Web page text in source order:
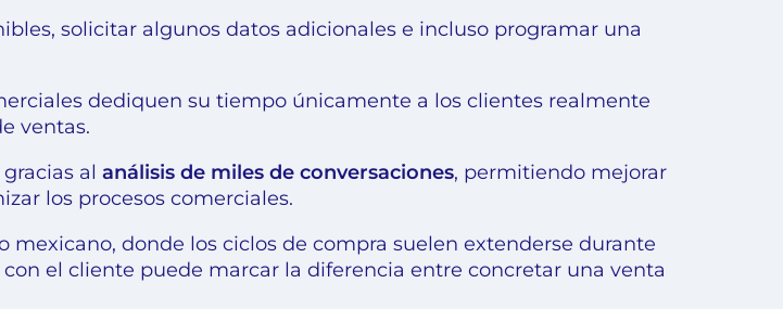
solicitar algunos datos adicionales e incluso programar una
dediquen su tiempo únicamente a los clientes realmente
ventas.
al análisis de miles de conversaciones, permitiendo mejorar
los procesos comerciales.
donde los ciclos de compra suelen extenderse durante
el cliente puede marcar la diferencia entre concretar una venta